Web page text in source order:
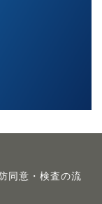
同意・検査の流